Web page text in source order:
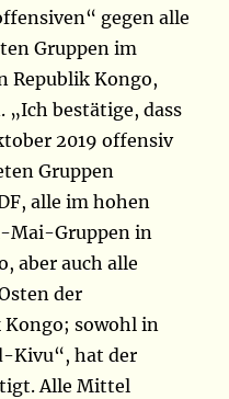
gegen alle
Gruppen im
Republik Kongo,
„Ich bestätige, dass
2019 offensiv
Gruppen
alle im hohen
Mai-Gruppen in
aber auch alle
der
Kongo; sowohl in
Kivu“, hat der
Alle Mittel